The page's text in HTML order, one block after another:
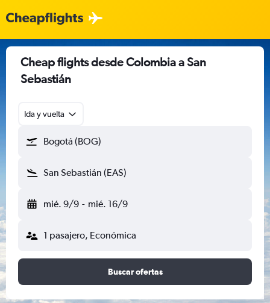
Cheap flights desde Colombia a San
Sebastián
Ida y vuelta
Bogotá (BOG)
San Sebastián (EAS)
mié. 9/9 - mié. 16/9
1 pasajero, Económica
Buscar ofertas